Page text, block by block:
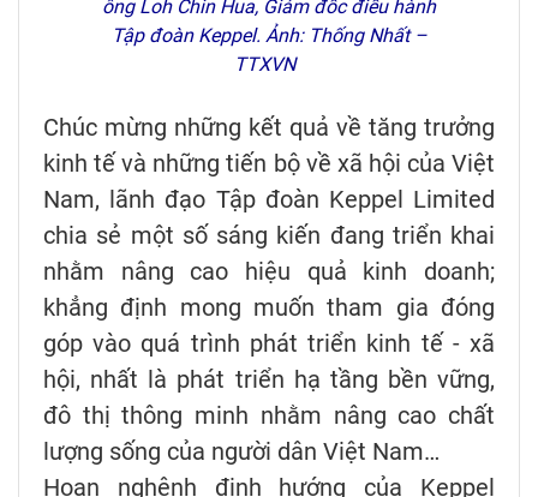
ông Loh Chin Hua, Giám đốc điều hành
Tập đoàn Keppel. Ảnh: Thống Nhất –
TTXVN
Chúc mừng những kết quả về tăng trưởng
kinh tế và những tiến bộ về xã hội của Việt
Nam, lãnh đạo Tập đoàn Keppel Limited
chia sẻ một số sáng kiến đang triển khai
nhằm nâng cao hiệu quả kinh doanh;
khẳng định mong muốn tham gia đóng
góp vào quá trình phát triển kinh tế - xã
hội, nhất là phát triển hạ tầng bền vững,
đô thị thông minh nhằm nâng cao chất
lượng sống của người dân Việt Nam…
Hoan nghênh định hướng của Keppel